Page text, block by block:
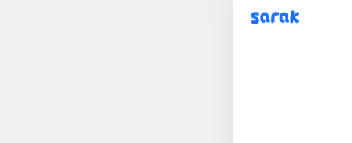
sarak